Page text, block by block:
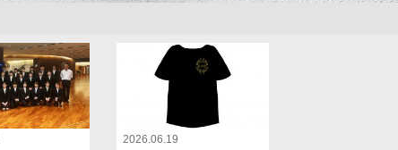
2026.06.19